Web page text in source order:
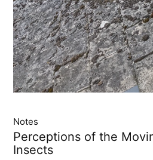
Notes
Perceptions of the
Insects